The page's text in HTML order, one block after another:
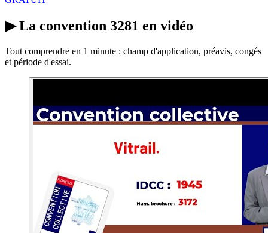
▶La convention 3281 en vidéo
Tout comprendre en 1 minute : champ d'application, préavis, congés
et période d'essai.